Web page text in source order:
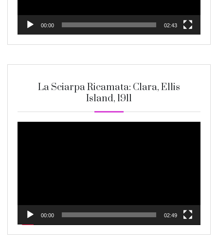
00:00 02:43
La Sciarpa Ricamata: Clara, Ellis
Island, 1911
00:00 02:49